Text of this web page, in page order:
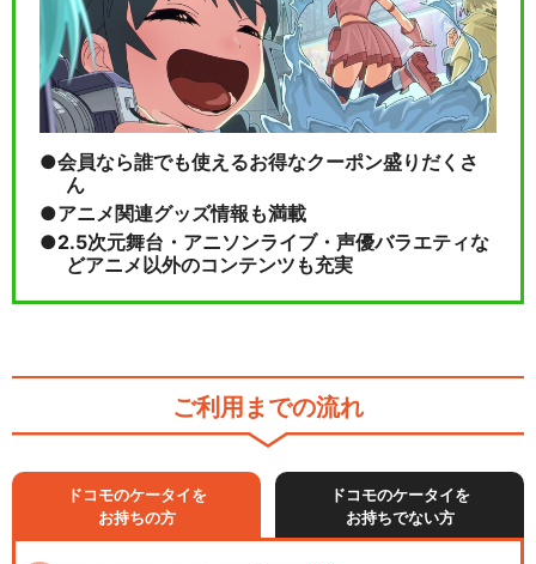
会員なら誰でも使えるお得なクーポン盛りだくさ
ん
アニメ関連グッズ情報も満載
2.5次元舞台・アニソンライブ・声優バラエティな
どアニメ以外のコンテンツも充実
ご利用までの流れ
ドコモのケータイを
お持ちの方
ドコモのケータイを
お持ちでない方